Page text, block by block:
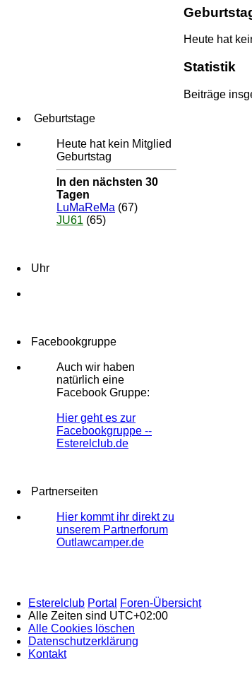
Heute hat
Statistik
Beiträge
Geburtstage
Heute hat kein Mitglied
Geburtstag
In den nächsten 30
Tagen
LuMaReMa (67)
JU61 (65)
Uhr
Facebookgruppe
Auch wir haben
natürlich eine
Facebook Gruppe:
Hier geht es zur
Facebookgruppe --
Esterelclub.de
Partnerseiten
Hier kommt ihr direkt zu
unserem Partnerforum
Outlawcamper.de
Esterelclub Portal
Foren-Übersicht
Alle Zeiten sind UTC+02:00
Alle Cookies löschen
Datenschutzerklärung
Kontakt